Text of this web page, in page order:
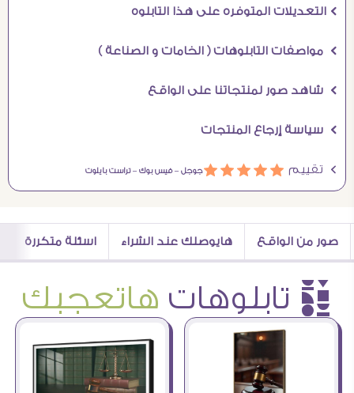
Ö التعديلات المتوفره على هذا التابلوه
Ö مواصفات التابلوهات ( الخامات و الصناعة )
Ö شاهد صور لمنتجاتنا على الواقع
Ö سياسة إرجاع المنتجات
Ö تقييم áááááجوجل –فيس بوك –تراست بايلوت
صور من الواقع هايوصلك عند الشراء اسئلة متكررة
è تابلوهات هاتعجبك